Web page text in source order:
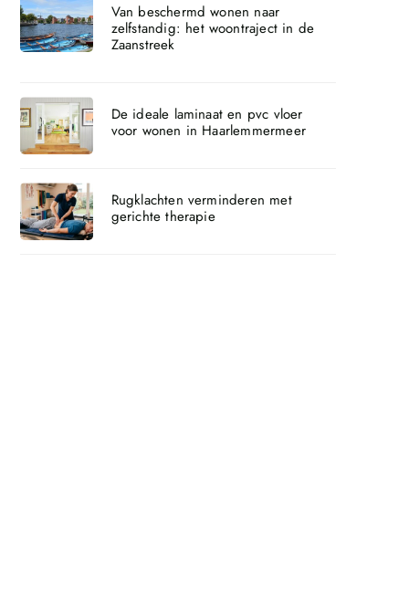
Van beschermd wonen naar
zelfstandig: het woontraject in de
Zaanstreek
De ideale laminaat en pvc vloer
voor wonen in Haarlemmermeer
Rugklachten verminderen met
gerichte therapie